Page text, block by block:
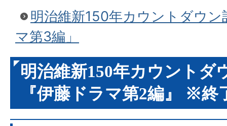
明治維新150年カウントダウ
マ第3編」
明治維新150年カウントダ
『伊藤ドラマ第2編』 ※終